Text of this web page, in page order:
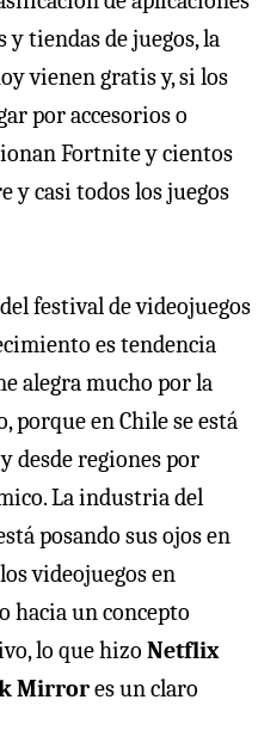
tiendas de juegos, la
vienen gratis y, si los
por accesorios o
Fortnite y cientos
y casi todos los juegos
festival de videojuegos
es tendencia
alegra mucho por la
porque en Chile se está
desde regiones por
La industria del
posando sus ojos en
videojuegos en
hacia un concepto
lo que hizo Netflix
Mirrores un claro